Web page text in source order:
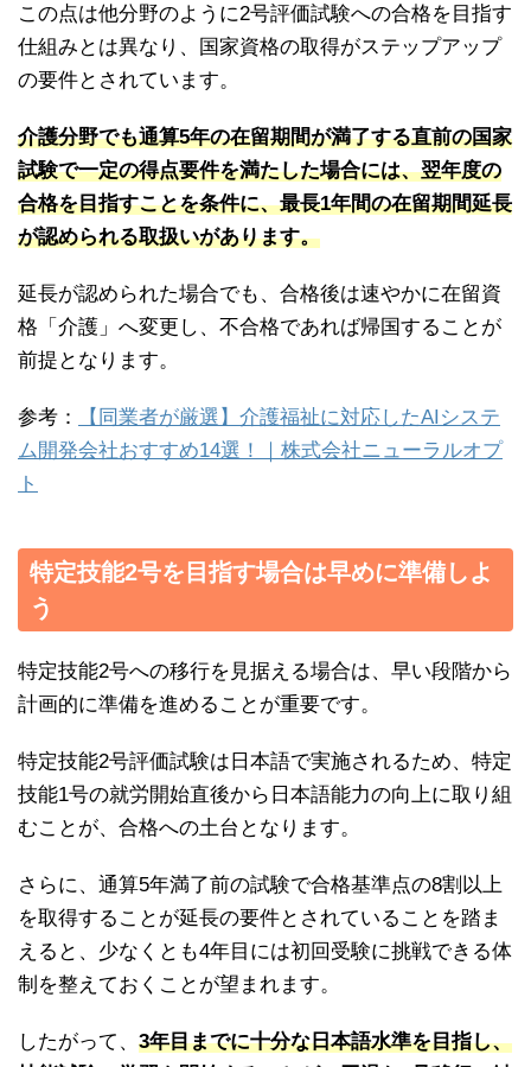
この点は他分野のように2号評価試験への合格を目指す
仕組みとは異なり、国家資格の取得がステップアップ
の要件とされています。
介護分野でも通算5年の在留期間が満了する直前の国家
試験で一定の得点要件を満たした場合には、翌年度の
合格を目指すことを条件に、最長1年間の在留期間延長
が認められる取扱いがあります。
延長が認められた場合でも、合格後は速やかに在留資
格「介護」へ変更し、不合格であれば帰国することが
前提となります。
参考：
【同業者が厳選】介護福祉に対応したAIシステ
ム開発会社おすすめ14選！｜株式会社ニューラルオプ
ト
特定技能2号を目指す場合は早めに準備しよ
う
特定技能2号への移行を見据える場合は、早い段階から
計画的に準備を進めることが重要です。
特定技能2号評価試験は日本語で実施されるため、特定
技能1号の就労開始直後から日本語能力の向上に取り組
むことが、合格への土台となります。
さらに、通算5年満了前の試験で合格基準点の8割以上
を取得することが延長の要件とされていることを踏ま
えると、少なくとも4年目には初回受験に挑戦できる体
制を整えておくことが望まれます。
したがって、 3年目までに十分な日本語水準を目指し、